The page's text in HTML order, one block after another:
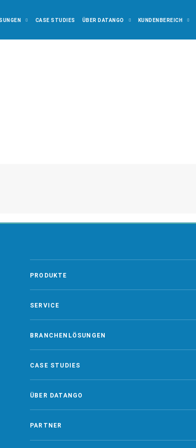
CASE STUDIES ÜBER DATANGO KUNDENBEREICH
PRODUKTE
SERVICE
BRANCHENLÖSUNGEN
CASE STUDIES
ÜBER DATANGO
PARTNER